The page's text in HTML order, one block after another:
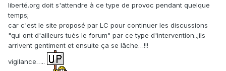
liberté.org doit s'attendre à ce type de provoc pendant quelque
temps;
car c'est le site proposé par LC pour continuer les discussions
"qui ont d'ailleurs tués le forum" par ce type d'intervention..;ils
arrivent gentiment et ensuite ça se lâche…!!!
vigilance…..